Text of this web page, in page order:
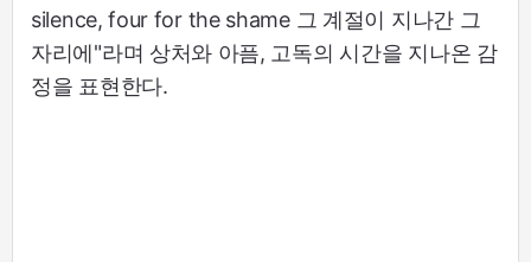
silence, four for the shame 그 계절이 지나간 그
자리에"라며 상처와 아픔, 고독의 시간을 지나온 감
정을 표현한다.